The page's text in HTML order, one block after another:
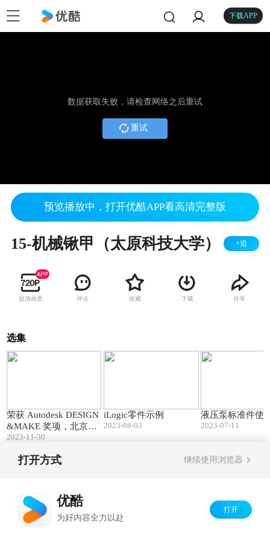
下载APP
数据获取失败，请检查网络之后重试
重试
预览播放中，打开优酷APP看高清完整版
15-机械锹甲（太原科技大学） +追
超清画质 评论 收藏 下载 分享
选集
荣获 Autodesk DESIGN
&MAKE 奖项，北京艺
术中心树立中国智能建
2023-11-30
iLogic零件示例
2023-08-03
液压泵标准件使
2023-07-11
打开方式 继续使用浏览器
优酷
为好内容全力以赴
打开